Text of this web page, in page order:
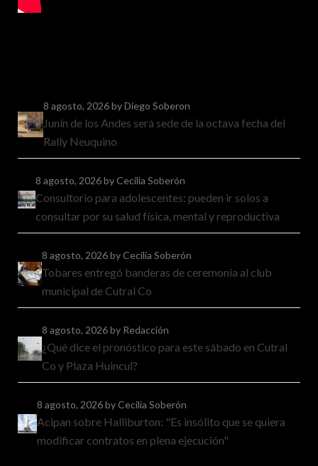
8 agosto, 2026by Diego Soberon
Junín de los Andes será sede de la octava fecha del
Rally Neuquino
8 agosto, 2026by Cecilia Soberón
Consultorio para adolescentes: pueden ir solos a
consultar por su salud física, mental y reproductiva
8 agosto, 2026by Cecilia Soberón
Tobares entregó banderas de ceremonia al club
municipal de Cutral Co
8 agosto, 2026by Redacción
¿Qué dice el pronóstico para este sábado en Cutral
Co y Plaza Huincul?
8 agosto, 2026by Cecilia Soberón
Acipan sobre Halliburton: "Es insólito que se quiera
modificar contratos en plena ejecución"